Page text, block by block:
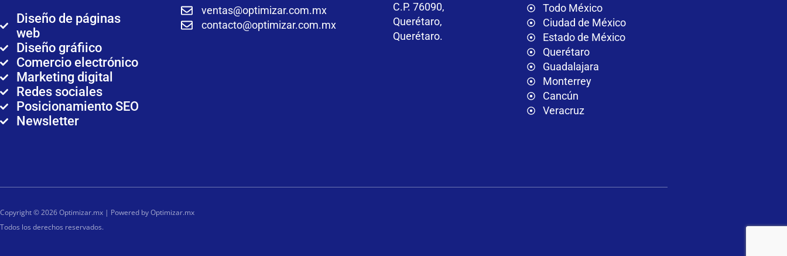
Diseño de páginas
web
Diseño gráfiico
Comercio electrónico
Marketing digital
Redes sociales
Posicionamiento SEO
Newsletter
ventas@optimizar.com.mx
contacto@optimizar.com.mx
C.P. 76090,
Querétaro,
Querétaro.
Todo México
Ciudad de México
Estado de México
Querétaro
Guadalajara
Monterrey
Cancún
Veracruz
Copyright © 2026 Optimizar.mx | Powered by Optimizar.mx
Todos los derechos reservados.